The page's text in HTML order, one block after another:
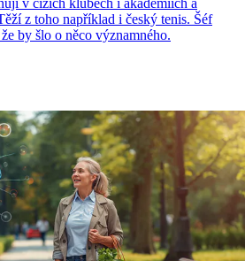
v cizích klubech i akademiích a
z toho například i český tenis. Šéf
by šlo o něco významného.